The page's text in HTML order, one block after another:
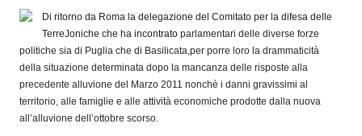
Di ritorno da Roma la delegazione del Comitato per la difesa delle
TerreJoniche che ha incontrato parlamentari delle diverse forze
politiche sia di Puglia che di Basilicata, per porre loro la drammaticità
della situazione determinata dopo la mancanza delle risposte alla
precedente alluvione del Marzo 2011 nonchè i danni gravissimi al
territorio, alle famiglie e alle attività economiche prodotte dalla nuova
all’alluvione dell’ottobre scorso.